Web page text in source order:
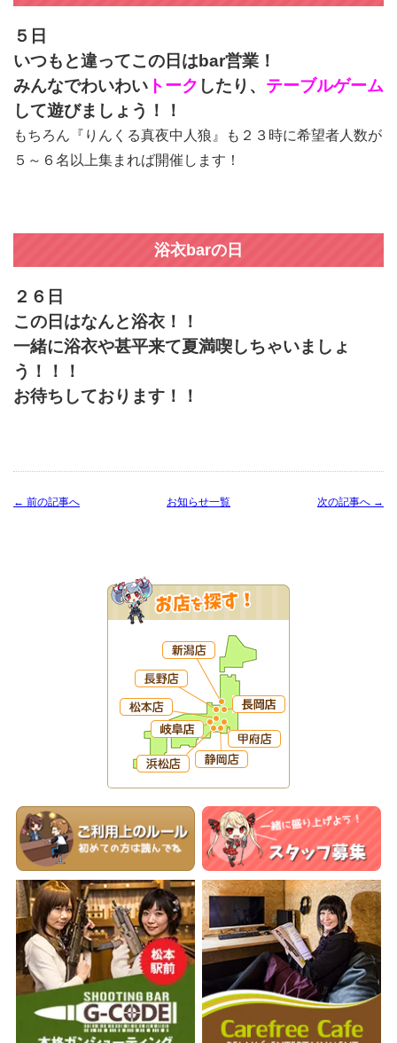
５日
いつもと違ってこの日はbar営業！
みんなでわいわい トーク したり、 テーブルゲーム
して遊びましょう！！
もちろん『りんくる真夜中人狼』も２３時に希望者人数が
５～６名以上集まれば開催します！
浴衣barの日
２６日
この日はなんと浴衣！！
一緒に浴衣や甚平来て夏満喫しちゃいましょ
う！！！
お待ちしております！！
← 前の記事へ 次の記事へ →
お知らせ一覧